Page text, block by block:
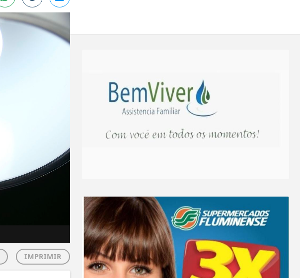
IMPRIMIR